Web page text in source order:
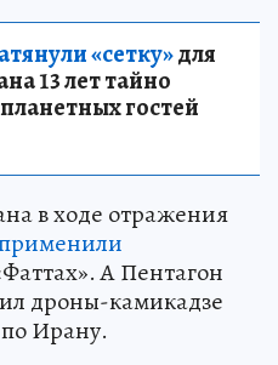
«сетку»для
13 лет тайно
гостей
в ходе отражения
А Пентагон
дроны-камикадзе
Ирану.